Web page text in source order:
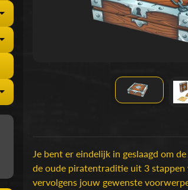
Expand child menu
Expand child menu
Expand child menu
Je bent er eindelijk in geslaagd om
de oude piratentraditie uit 3 stappen
vervolgens jouw gewenste